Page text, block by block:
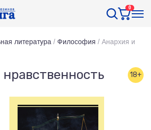
0
литература / Философия / Анархия и
18+